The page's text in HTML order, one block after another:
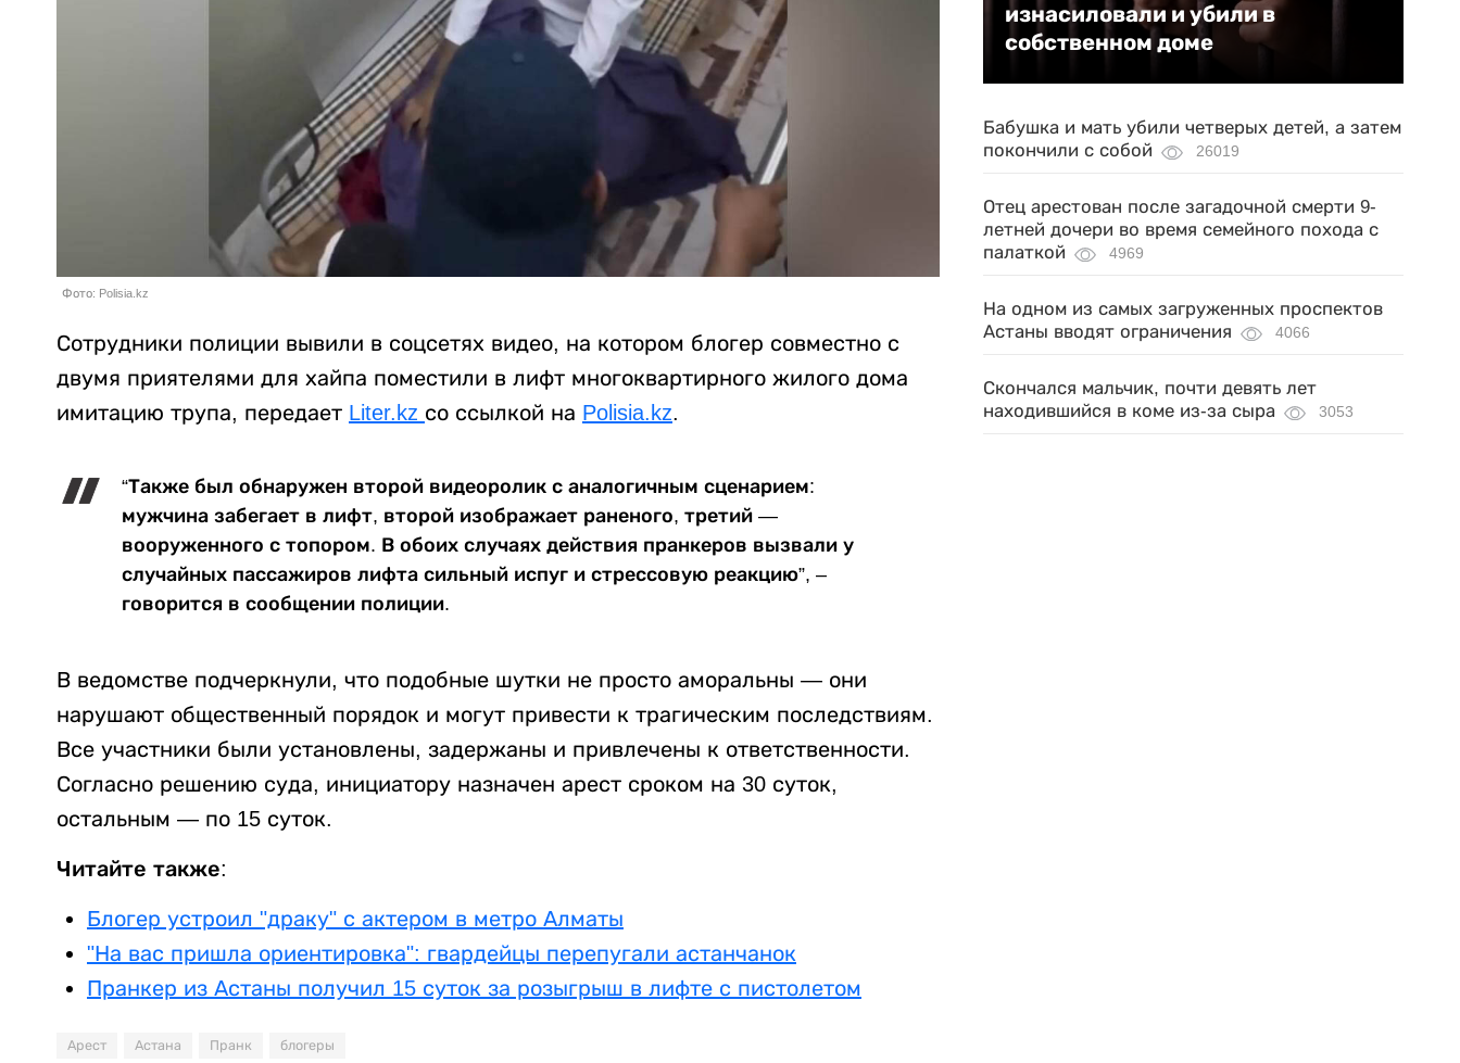
Фото: Polisia.kz
Сотрудники полиции вывили в соцсетях видео, на котором блогер совместно с
двумя приятелями для хайпа поместили в лифт многоквартирного жилого дома
имитацию трупа, передает Liter.kz со ссылкой на Polisia.kz.
“Также был обнаружен второй видеоролик с аналогичным сценарием:
мужчина забегает в лифт, второй изображает раненого, третий —
вооруженного с топором. В обоих случаях действия пранкеров вызвали у
случайных пассажиров лифта сильный испуг и стрессовую реакцию”, –
говорится в сообщении полиции.
В ведомстве подчеркнули, что подобные шутки не просто аморальны — они
нарушают общественный порядок и могут привести к трагическим последствиям.
Все участники были установлены, задержаны и привлечены к ответственности.
Согласно решению суда, инициатору назначен арест сроком на 30 суток,
остальным — по 15 суток.
Читайте также:
Блогер устроил "драку" с актером в метро Алматы
"На вас пришла ориентировка": гвардейцы перепугали астанчанок
Пранкер из Астаны получил 15 суток за розыгрыш в лифте с пистолетом
Арест Астана Пранк блогеры
изнасиловали и убили в
собственном доме
Бабушка и мать убили четверых детей, а затем
покончили с собой
26019
Отец арестован после загадочной смерти 9-
летней дочери во время семейного похода с
палаткой
4969
На одном из самых загруженных проспектов
Астаны вводят ограничения
4066
Скончался мальчик, почти девять лет
находившийся в коме из-за сыра
3053